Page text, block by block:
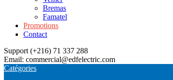
Bremas
Famatel
Promotions
Contact
Support (+216) 71 337 288
Email: commercial@edfelectric.com
Catégories